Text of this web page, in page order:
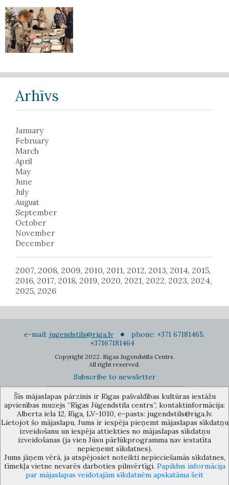
Arhīvs
January
February
March
April
May
June
July
August
September
October
November
December
2007, 2008, 2009, 2010, 2011, 2012, 2013, 2014, 2015,
2016, 2017, 2018, 2019, 2020, 2021, 2022, 2023, 2024,
2025, 2026
e-mail: jugendstils@riga.lv
phone: +371 67181465,
+37167181464
Copyright 2022. Rigas Jugendstila Centrs.
All right reserved.
Subscribe to newsletter
The Anti-Bureaucracy Centre of the Riga City Council (phone: 67026859,
67012031, e-mail: bac@riga.lv) performs functions of a contact point in
the Municipality of Riga, providing necessary protection and
confidentiality to a person who informs about possible conflicts of
interest or other corrupt deals of officials in the Department or its
subordinate bodies.
Šīs mājaslapas pārzinis ir Rīgas pašvaldības kultūras iestāžu
apvienības muzejs “Rīgas Jūgendstila centrs”, kontaktinformācija:
Alberta iela 12, Rīga, LV-1010, e-pasts: jugendstils@riga.lv.
Lietojot šo mājaslapu, Jums ir iespēja pieņemt mājaslapas sīkdatņu
izveidošanu un iespēja attiekties no mājaslapas sīkdatņu
izveidošanas (ja vien Jūsu pārlūkprogramma nav iestatīta
nepieņemt sīkdatnes).
Jums jāņem vērā, ja atspējosiet noteikti nepieciešamās sīkdatnes,
tīmekļa vietne nevarēs darboties pilnvērtīgi. Papildus informācija
par mājaslapas veidotajām sīkdatnēm apskatāma šeit